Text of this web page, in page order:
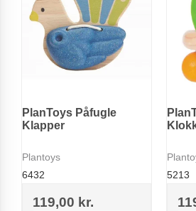
PlanToys Påfugle
Klapper
Plantoys
6432
119,00 kr.
5213